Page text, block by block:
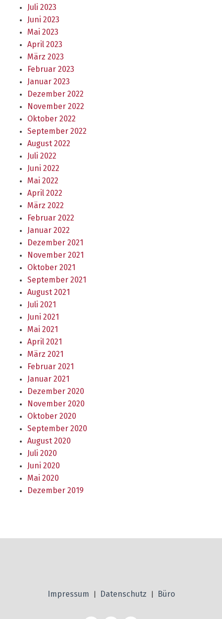
Juli 2023
Juni 2023
Mai 2023
April 2023
März 2023
Februar 2023
Januar 2023
Dezember 2022
November 2022
Oktober 2022
September 2022
August 2022
Juli 2022
Juni 2022
Mai 2022
April 2022
März 2022
Februar 2022
Januar 2022
Dezember 2021
November 2021
Oktober 2021
September 2021
August 2021
Juli 2021
Juni 2021
Mai 2021
April 2021
März 2021
Februar 2021
Januar 2021
Dezember 2020
November 2020
Oktober 2020
September 2020
August 2020
Juli 2020
Juni 2020
Mai 2020
Dezember 2019
Impressum Datenschutz Büro